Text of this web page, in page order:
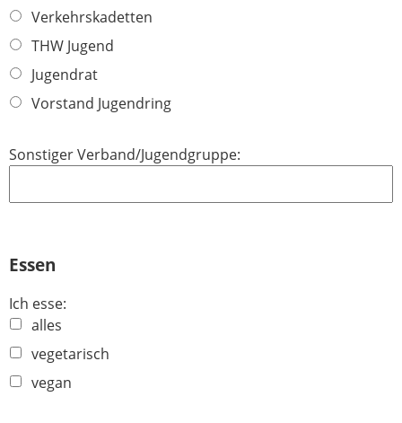
Verkehrskadetten
THW Jugend
Jugendrat
Vorstand Jugendring
Sonstiger Verband/Jugendgruppe:
Essen
Ich esse:
alles
vegetarisch
vegan